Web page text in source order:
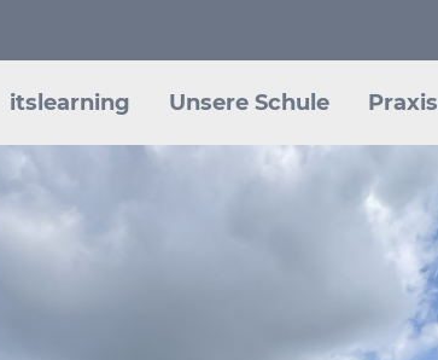
itslearning Unsere Schule